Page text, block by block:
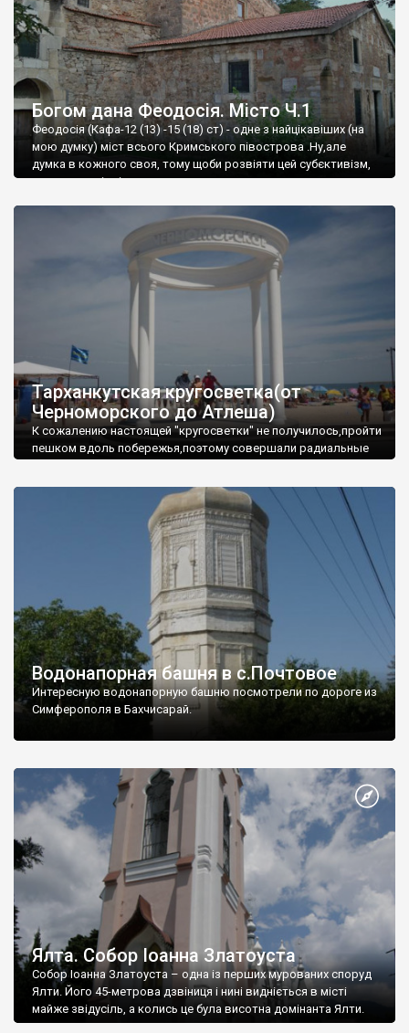
Богом дана Феодосія. Місто Ч.1
Феодосія (Кафа-12 (13) -15 (18) ст) - одне з найцікавіших (на
мою думку) міст всього Кримського півострова .Ну,але
думка в кожного своя, тому щоби розвіяти цей субєктивізм,
запрошую відвідати це
Тарханкутская кругосветка(от
Черноморского до Атлеша)
К сожалению настоящей "кругосветки" не получилось,пройти
пешком вдоль побережья,поэтому совершали радиальные
Водонапорная башня в с.Почтовое
Интересную водонапорную башню посмотрели по дороге из
Симферополя в Бахчисарай.
Ялта. Собор Іоанна Златоуста
Собор Іоанна Златоуста – одна із перших мурованих споруд
Ялти. Його 45-метрова дзвіниця і нині видніється в місті
майже звідусіль, а колись це була висотна домінанта Ялти.